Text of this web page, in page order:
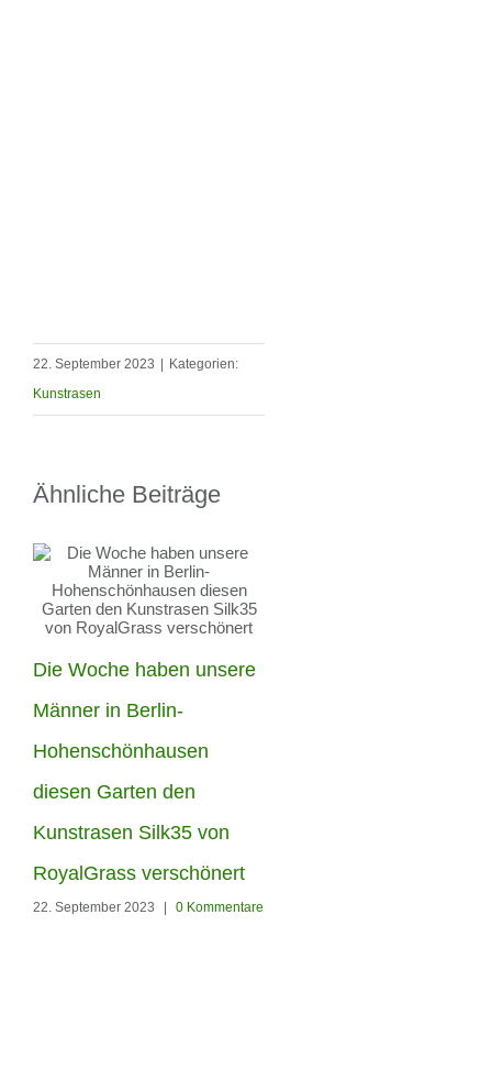
22. September 2023
Kategorien:
Kunstrasen
Ähnliche Beiträge
Die Woche haben unsere
Männer in Berlin-
Hohenschönhausen
diesen Garten den
Kunstrasen Silk35 von
RoyalGrass verschönert
22. September 2023 0 Kommentare